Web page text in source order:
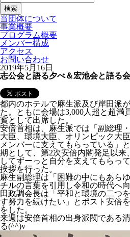
当団体について
事業概要
プログラム概要
メンバー構成
アクセス
お問い合わせ
2019年5月16日
志公会と語る夕べ＆宏池会と語る会
都内のホテルで麻生派及び岸田派
た。ともに会場は3,000人超と超満
賓として出席した。
安倍首相は、麻生派では「副総理
大臣、環境大臣、オリンピック大
メンバーに支えてもらっている」
期として、第2次安倍内閣発足以来
してずーっと自分を支えてもらっ
挨拶を行った。
麻生副総理は「困難の中にもあら
チルの言葉を引用し令和の時代へ
田政調会長は「平和と環境の二つ
す努力を続けたい」とポスト安倍
をした。
来週は安倍首相の出身派閥である
る(^^)v